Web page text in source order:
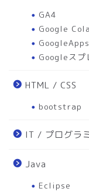
GA4
Google
Googleスプ
HTML / CSS
bootstrap
IT / プログラ
Java
Eclipse